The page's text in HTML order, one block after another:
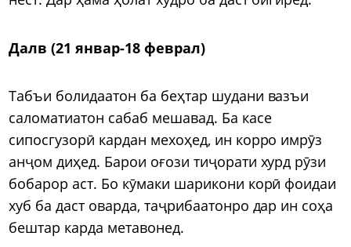
Далв (21 январ-18 феврал)
Табъи болидаатон ба беҳтар шудани вазъи
саломатиатон сабаб мешавад. Ба касе
сипосгузорӣ кардан мехоҳед, ин корро имрӯз
анҷом диҳед. Барои оғози тиҷорати хурд рӯзи
бобарор аст. Бо кӯмаки шарикони корӣ фоидаи
хуб ба даст оварда, таҷрибаатонро дар ин соҳа
бештар карда метавонед.